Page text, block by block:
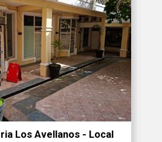
Los Avellanos - Local